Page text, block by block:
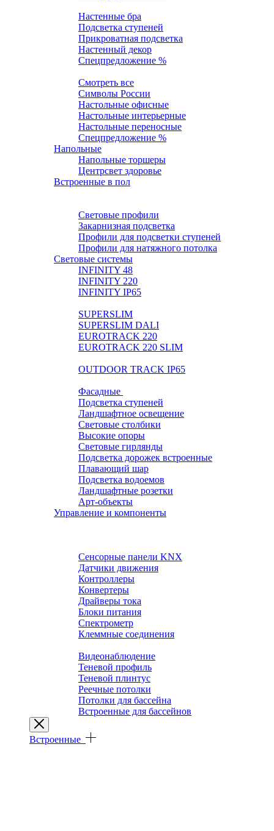
Настенные бра
Подсветка ступеней
Прикроватная подсветка
Настенный декор
Спецпредложение %
Смотреть все
Символы России
Настольные офисные
Настольные интерьерные
Настольные переносные
Спецпредложение %
Напольные
Напольные торшеры
Центрсвет здоровье
Встроенные в пол
Световые профили
Закарнизная подсветка
Профили для подсветки ступеней
Профили для натяжного потолка
Световые системы
INFINITY 48
INFINITY 220
INFINITY IP65
SUPERSLIM
SUPERSLIM DALI
EUROTRACK 220
EUROTRACK 220 SLIM
OUTDOOR TRACK IP65
Фасадные
Подсветка ступеней
Ландшафтное освещение
Световые столбики
Высокие опоры
Световые гирлянды
Подсветка дорожек встроенные
Плавающий шар
Подсветка водоемов
Ландшафтные розетки
Арт-объекты
Управление и компоненты
Сенсорные панели KNX
Датчики движения
Контроллеры
Конвертеры
Драйверы тока
Блоки питания
Спектрометр
Клеммные соединения
Видеонаблюдение
Теневой профиль
Теневой плинтус
Реечные потолки
Потолки для бассейна
Встроенные для бассейнов
Встроенные